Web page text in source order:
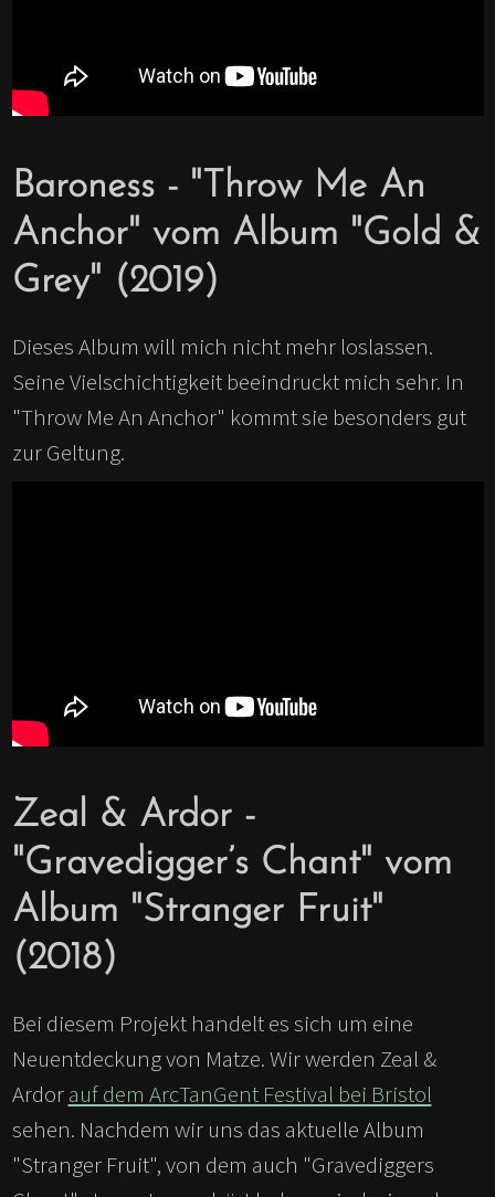
Baroness - "Throw Me An
Anchor" vom Album "Gold &
Grey" (2019)
Dieses Album will mich nicht mehr loslassen.
Seine Vielschichtigkeit beeindruckt mich sehr. In
"Throw Me An Anchor" kommt sie besonders gut
zur Geltung.
Zeal & Ardor -
"Gravedigger’s Chant" vom
Album "Stranger Fruit"
(2018)
Bei diesem Projekt handelt es sich um eine
Neuentdeckung von Matze. Wir werden Zeal &
Ardorauf dem ArcTanGent Festival bei Bristol
sehen. Nachdem wir uns das aktuelle Album
"Stranger Fruit", von dem auch "Gravediggers